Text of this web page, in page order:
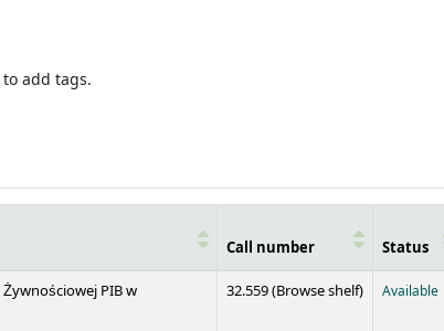
add tags.
Call number Status
PIB w
32.559 (Browse shelf(Opens below)
) Available